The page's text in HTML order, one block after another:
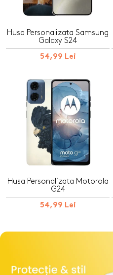
Husa Personalizata Samsung
Galaxy S24
54,99 Lei
Husa Personalizata Motorola
G24
54,99 Lei